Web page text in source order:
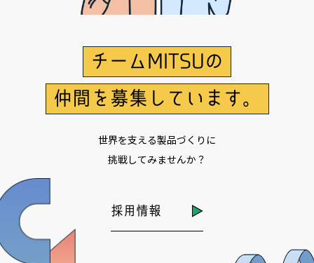
チームMITSUの
仲間を募集しています。
世界を支える製品づくりに
挑戦してみませんか？
採用情報